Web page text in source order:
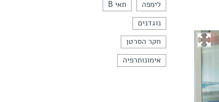
לימפה תאי B
נוגדנים
חקר הסרטן
אימונותרפיה